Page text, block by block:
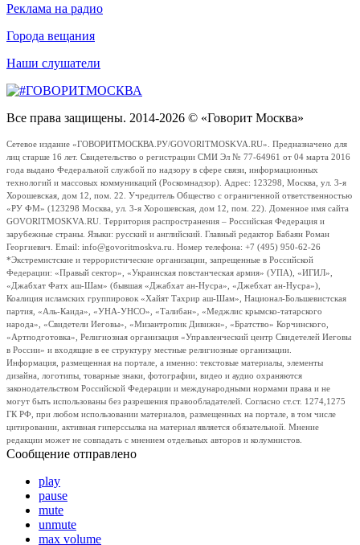
Реклама на радио
Города вещания
Наши слушатели
Все права защищены. 2014-2026 © «Говорит Москва»
Сетевое издание «ГОВОРИТМОСКВА.РУ/GOVORITMOSKVA.RU». Предназначено для
лиц старше 16 лет. Свидетельство о регистрации СМИ Эл № 77-64961 от 04 марта 2016
года выдано Федеральной службой по надзору в сфере связи, информационных
технологий и массовых коммуникаций (Роскомнадзор). Адрес: 123298, Москва, ул. 3-я
Хорошевская, дом 12, пом. 22. Учредитель Общество с ограниченной ответственностью
«РУ ФМ» (123298 Москва, ул. 3-я Хорошевская, дом 12, пом. 22). Доменное имя сайта
GOVORITMOSKVA.RU. Территория распространения – Российская Федерация и
зарубежные страны. Языки: русский и английский. Главный редактор Бабаян Роман
Георгиевич. Email: info@govoritmoskva.ru. Номер телефона: +7 (495) 950-62-26
*Экстремистские и террористические организации, запрещенные в Российской
Федерации: «Правый сектор», «Украинская повстанческая армия» (УПА), «ИГИЛ»,
«Джабхат Фатх аш-Шам» (бывшая «Джабхат ан-Нусра», «Джебхат ан-Нусра»),
Коалиция исламских группировок «Хайят Тахрир аш-Шам», Национал-Большевистская
партия, «Аль-Каида», «УНА-УНСО», «Талибан», «Меджлис крымско-татарского
народа», «Свидетели Иеговы», «Мизантропик Дивижн», «Братство» Корчинского,
«Артподготовка», Религиозная организация «Управленческий центр Свидетелей Иеговы
в России» и входящие в ее структуру местные религиозные организации.
Информация, размещенная на портале, а именно: текстовые материалы, элементы
дизайна, логотипы, товарные знаки, фотографии, видео и аудио охраняются
законодательством Российской Федерации и международными нормами права и не
могут быть использованы без разрешения правообладателей. Согласно ст.ст. 1274,1275
ГК РФ, при любом использовании материалов, размещенных на портале, в том числе
цитировании, активная гиперссылка на материал является обязательной. Мнение
редакции может не совпадать с мнением отдельных авторов и колумнистов.
Сообщение отправлено
play
pause
mute
unmute
max volume